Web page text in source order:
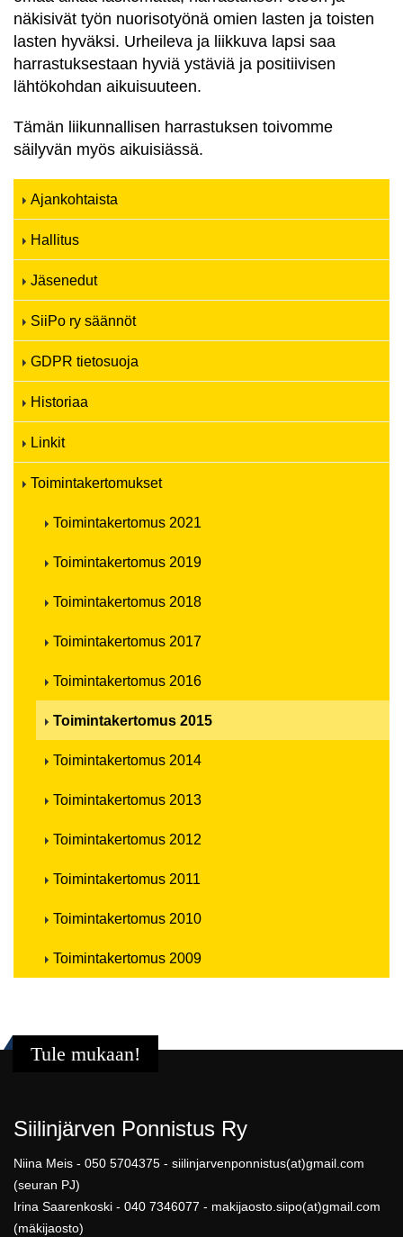
näkisivät työn nuorisotyönä omien lasten ja toisten
lasten hyväksi. Urheileva ja liikkuva lapsi saa
harrastuksestaan hyviä ystäviä ja positiivisen
lähtökohdan aikuisuuteen.
Tämän liikunnallisen harrastuksen toivomme
säilyvän myös aikuisiässä.
Ajankohtaista
Hallitus
Jäsenedut
SiiPo ry säännöt
GDPR tietosuoja
Historiaa
Linkit
Toimintakertomukset
Toimintakertomus 2021
Toimintakertomus 2019
Toimintakertomus 2018
Toimintakertomus 2017
Toimintakertomus 2016
Toimintakertomus 2015
Toimintakertomus 2014
Toimintakertomus 2013
Toimintakertomus 2012
Toimintakertomus 2011
Toimintakertomus 2010
Toimintakertomus 2009
Tule mukaan!
Siilinjärven Ponnistus Ry
Niina Meis - 050 5704375 - siilinjarvenponnistus(at)gmail.com
(seuran PJ)
Irina Saarenkoski - 040 7346077 - makijaosto.siipo(at)gmail.com
(mäkijaosto)